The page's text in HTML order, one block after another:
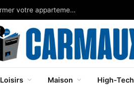
Chaleur: adoptez les plantes d’intérieur pour transformer votre appartement en refuge frais
Loisirs Maison High-Tech